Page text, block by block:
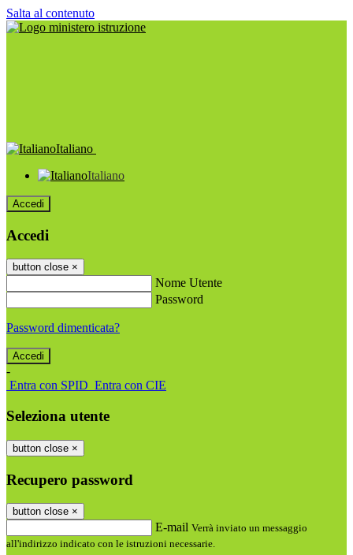
Salta al contenuto
Italiano
Italiano
Accedi
Accedi
button close ×
Nome Utente
Password
Password dimenticata?
-
Entra con SPID Entra con CIE
Seleziona utente
button close ×
Recupero password
button close ×
E-mail Verrà inviato un messaggio
all'indirizzo indicato con le istruzioni necessarie.